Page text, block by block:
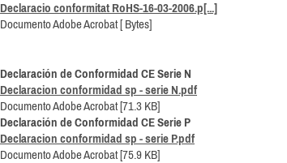
Declaracio conformitat RoHS-16-03-2006.p[...]
Documento Adobe Acrobat [ Bytes]
Declaración de Conformidad CE Serie N
Declaracion conformidad sp - serie N.pdf
Documento Adobe Acrobat [71.3 KB]
Declaración de Conformidad CE Serie P
Declaracion conformidad sp - serie P.pdf
Documento Adobe Acrobat [75.9 KB]